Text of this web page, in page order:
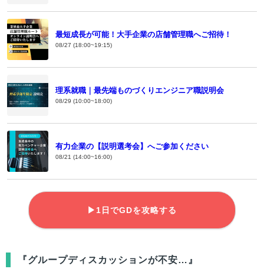
最短成長が可能！大手企業の店舗管理職へご招待！
08/27 (18:00~19:15)
理系就職｜最先端ものづくりエンジニア職説明会
08/29 (10:00~18:00)
有力企業の【説明選考会】へご参加ください
08/21 (14:00~16:00)
▶1日でGDを攻略する
『グループディスカッションが不安…』